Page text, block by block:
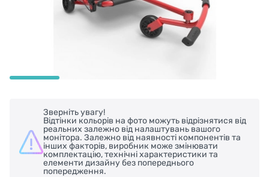
Зверніть увагу!
Відтінки кольорів на фото можуть відрізнятися від
реальних залежно від налаштувань вашого
монітора. Залежно від наявності компонентів та
інших факторів, виробник може змінювати
комплектацію, технічні характеристики та
елементи дизайну без попереднього
попередження.